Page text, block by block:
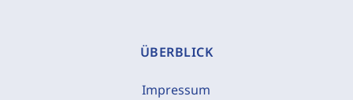
ÜBERBLICK
Impressum